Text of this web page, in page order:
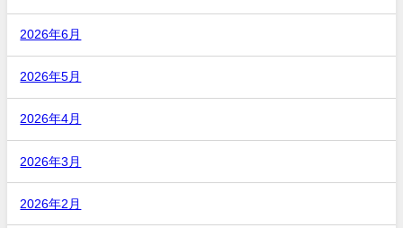
2026年6月
2026年5月
2026年4月
2026年3月
2026年2月